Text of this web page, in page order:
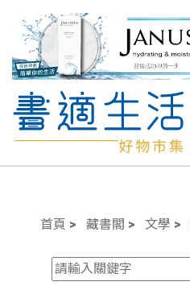
首頁 藏書閣 文學